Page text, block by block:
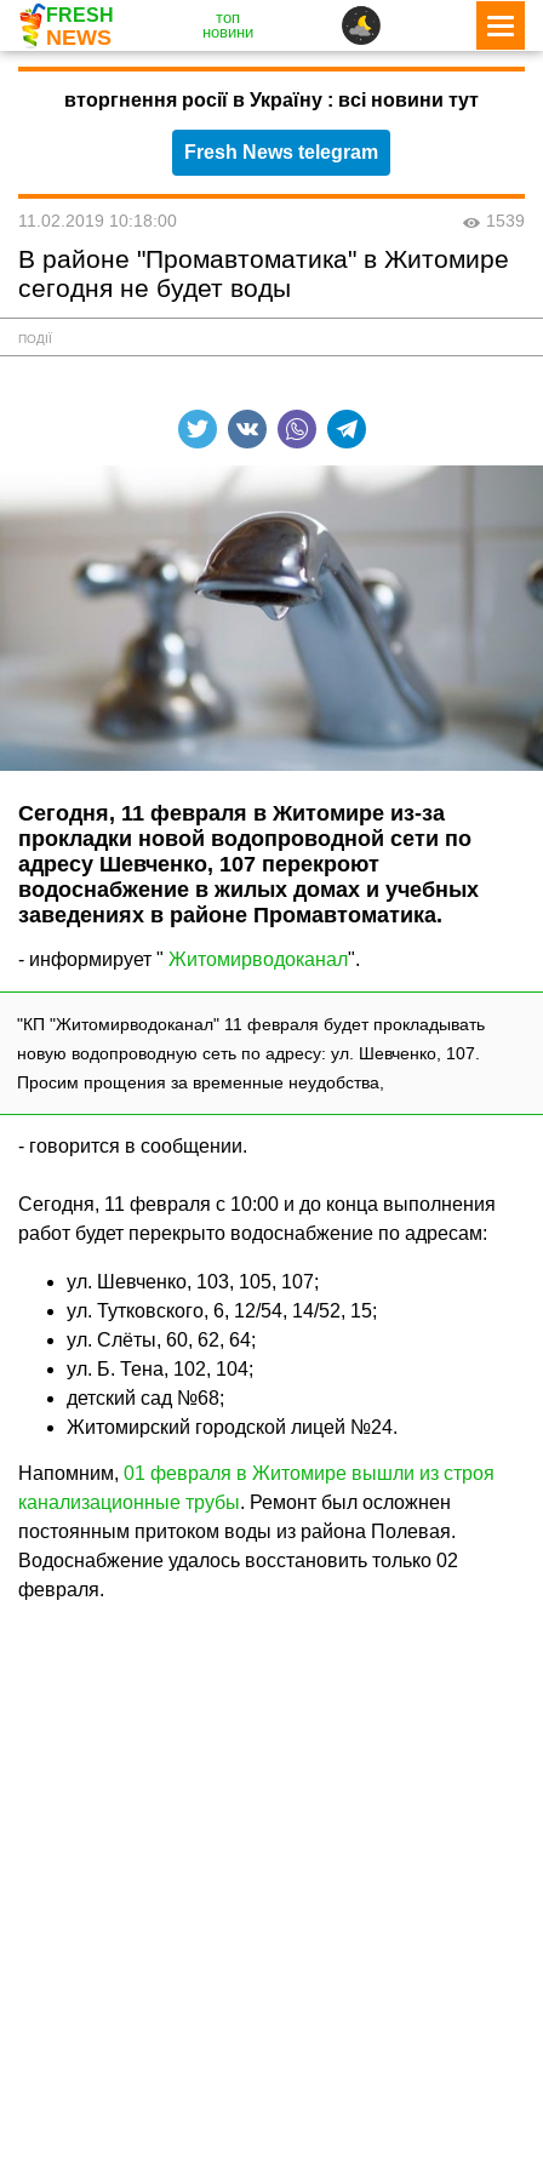
FRESH
NEWS
топ
новини
вторгнення росії в Україну : всі новини тут
Fresh News telegram
11.02.2019 10:18:00 1539
В районе "Промавтоматика" в Житомире
сегодня не будет воды
ПОДІЇ
Сегодня, 11 февраля в Житомире из-за
прокладки новой водопроводной сети по
адресу Шевченко, 107 перекроют
водоснабжение в жилых домах и учебных
заведениях в районе Промавтоматика.
- информирует " Житомирводоканал".
"КП "Житомирводоканал" 11 февраля будет прокладывать
новую водопроводную сеть по адресу: ул. Шевченко, 107.
Просим прощения за временные неудобства,
- говорится в сообщении.
Сегодня, 11 февраля с 10:00 и до конца выполнения
работ будет перекрыто водоснабжение по адресам:
ул. Шевченко, 103, 105, 107;
ул. Тутковского, 6, 12/54, 14/52, 15;
ул. Слёты, 60, 62, 64;
ул. Б. Тена, 102, 104;
детский сад №68;
Житомирский городской лицей №24.
Напомним, 01 февраля в Житомире вышли из строя
канализационные трубы. Ремонт был осложнен
постоянным притоком воды из района Полевая.
Водоснабжение удалось восстановить только 02
февраля.